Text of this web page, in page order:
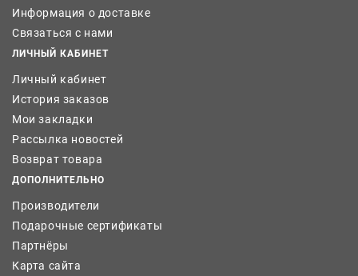
Информация о доставке
Связаться с нами
ЛИЧНЫЙ КАБИНЕТ
Личный кабинет
История заказов
Мои закладки
Рассылка новостей
Возврат товара
ДОПОЛНИТЕЛЬНО
Производители
Подарочные сертификаты
Партнёры
Карта сайта